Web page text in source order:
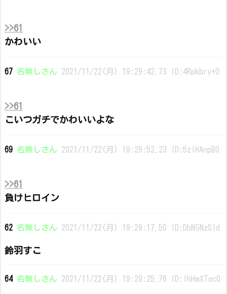
>>61
かわいい
67 名無しさん 2021/11/22(月) 19:29:42.73 ID:4Rpkbry+0
>>61
こいつガチでかわいいよな
69 名無しさん 2021/11/22(月) 19:29:52.23 ID:5zlHAnpB0
>>61
負けヒロイン
62 名無しさん 2021/11/22(月) 19:29:17.50 ID:DbNGNzSId
鈴羽すこ
64 名無しさん 2021/11/22(月) 19:29:25.76 ID:lhHmXToc0